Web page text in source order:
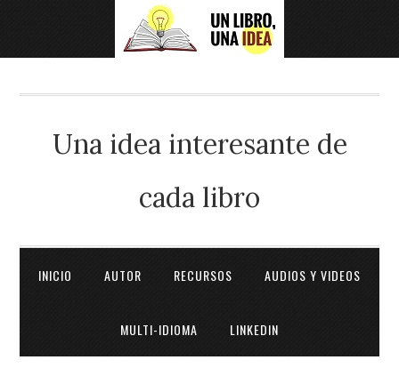
Una idea interesante de
cada libro
INICIO AUTOR RECURSOS AUDIOS Y VIDEOS
MULTI-IDIOMA LINKEDIN